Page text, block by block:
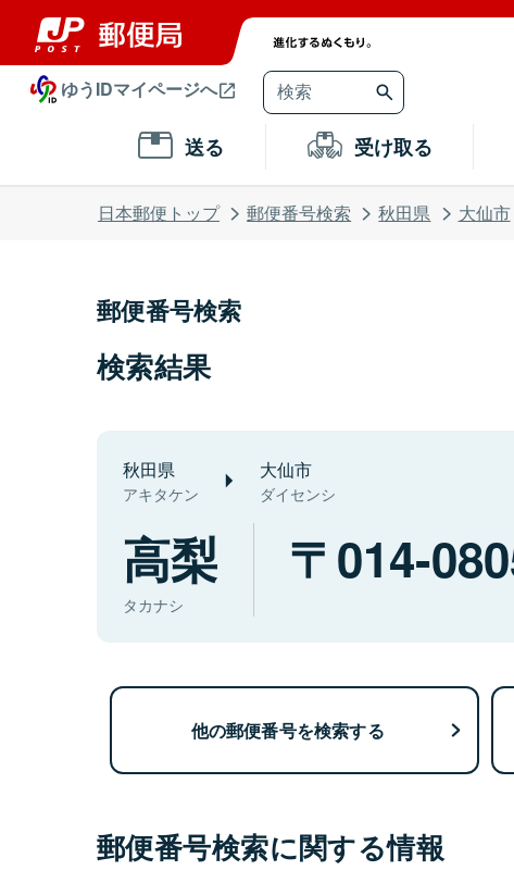
ゆうIDマイページへ
送る 受け取る
日本郵便トップ 郵便番号検索 秋田県 大仙市
郵便番号検索
検索結果
秋田県
アキタケン
大仙市
ダイセンシ
高梨
タカナシ
014-
他の郵便番号を検索する
郵便番号検索に関する情報